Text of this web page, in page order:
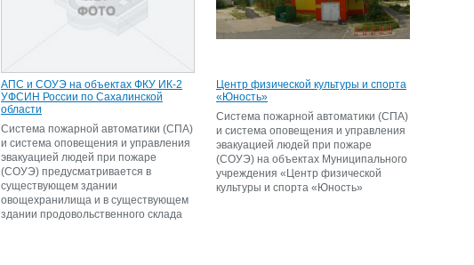
АПС и СОУЭ на объектах ФКУ ИК-2
УФСИН России по Сахалинской
области
Система пожарной автоматики (СПА)
и система оповещения и управления
эвакуацией людей при пожаре
(СОУЭ) предусматривается в
существующем здании
овощехранилища и в существующем
здании продовольственного склада
Центр физической культуры и спорта
«Юность»
Система пожарной автоматики (СПА)
и система оповещения и управления
эвакуацией людей при пожаре
(СОУЭ) на объектах Муниципального
учреждения «Центр физической
культуры и спорта «Юность»